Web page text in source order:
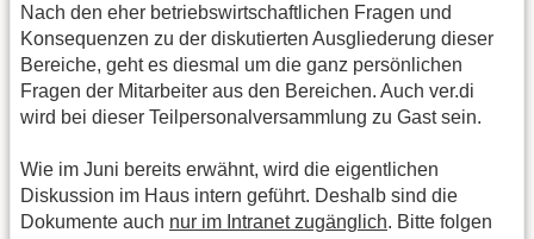
Nach den eher betriebswirtschaftlichen Fragen und
Konsequenzen zu der diskutierten Ausgliederung dieser
Bereiche, geht es diesmal um die ganz persönlichen
Fragen der Mitarbeiter aus den Bereichen. Auch ver.di
wird bei dieser Teilpersonalversammlung zu Gast sein.
Wie im Juni bereits erwähnt, wird die eigentlichen
Diskussion im Haus intern geführt. Deshalb sind die
Dokumente auch nur im Intranet zugänglich. Bitte folgen